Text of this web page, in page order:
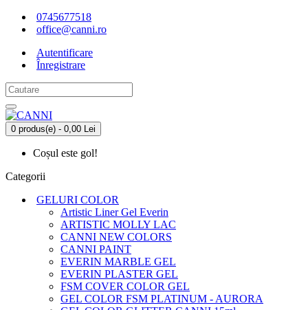
0745677518
office@canni.ro
Autentificare
Înregistrare
0 produs(e) - 0,00 Lei
Coșul este gol!
Categorii
GELURI COLOR
Artistic Liner Gel Everin
ARTISTIC MOLLY LAC
CANNI NEW COLORS
CANNI PAINT
EVERIN MARBLE GEL
EVERIN PLASTER GEL
FSM COVER COLOR GEL
GEL COLOR FSM PLATINUM - AURORA